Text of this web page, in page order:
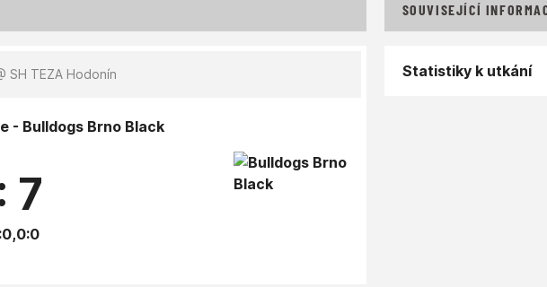
SH TEZA Hodonín
- Bulldogs Brno Black
7
SOUVISEJÍCÍ
Statistiky k utkání